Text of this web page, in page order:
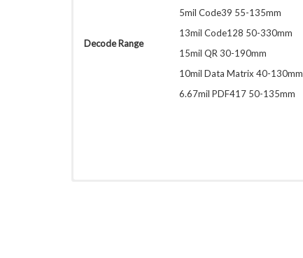
Decode Range
5mil Code39 55-135mm
13mil Code128 50-330mm
15mil QR 30-190mm
10mil Data Matrix 40-130mm
6.67mil PDF417 50-135mm